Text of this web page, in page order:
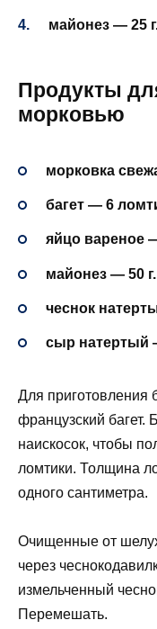
майонез — 25
Продукты
морковью
морковка
багет — 6
яйцо вареное
майонез — 50
чеснок
сыр натертый
Для приготовления
французский багет.
наискосок, чтобы
ломтики. Толщина
одного сантиметра.
Очищенные от
через
измельченный
Перемешать.